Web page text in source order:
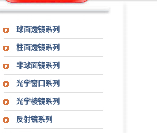
球面透镜系列
柱面透镜系列
非球面镜系列
光学窗口系列
光学棱镜系列
反射镜系列